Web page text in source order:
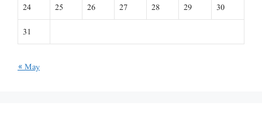
24
25 26 27 28 29
30
31
« May